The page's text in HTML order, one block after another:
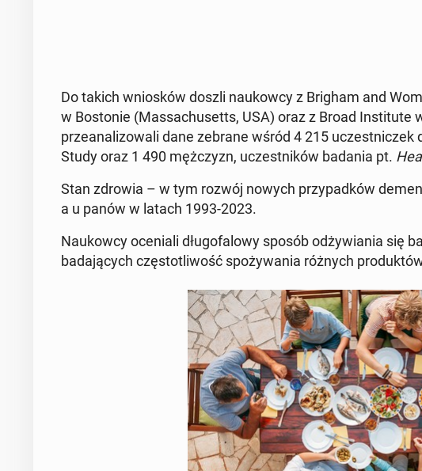
Do takich wnio­sków doszli na­ukow­cy z Brigham and
w Bo­sto­nie (Mas­sa­chu­setts, USA) oraz z Broad In­sti­tu­te
prze­ana­li­zo­wa­li dane zebrane wśród 4 215
Study oraz 1 490 męż­czyzn, uczest­ni­ków badania pt.
Stan zdrowia – w tym rozwój nowych przy­pad­ków
a u panów w latach 1993-2023.
Na­ukow­cy oce­nia­li dłu­go­fa­lo­wy sposób od­ży­wia­nia się
ba­da­ją­cych czę­sto­tli­wość spo­ży­wa­nia różnych